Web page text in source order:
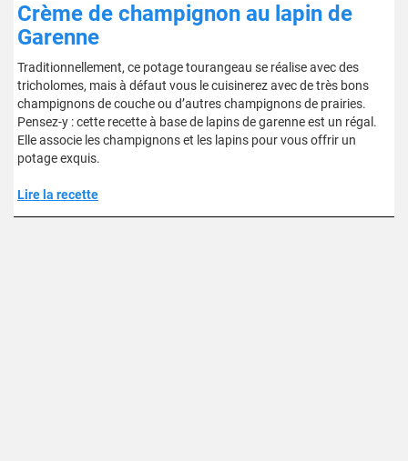
Crème de champignon au lapin de
Garenne
Traditionnellement, ce potage tourangeau se réalise avec des
tricholomes, mais à défaut vous le cuisinerez avec de très bons
champignons de couche ou d’autres champignons de prairies.
Pensez-y : cette recette à base de lapins de garenne est un régal.
Elle associe les champignons et les lapins pour vous offrir un
potage exquis.
Lire la recette